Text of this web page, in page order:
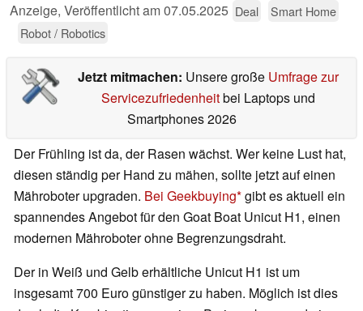
Anzeige, Veröffentlicht am07.05.2025 Deal
Smart Home
Robot / Robotics
Jetzt mitmachen: Unsere große Umfrage zur
Servicezufriedenheitbei Laptops und
Smartphones 2026
Der Frühling ist da, der Rasen wächst. Wer keine Lust hat,
diesen ständig per Hand zu mähen, sollte jetzt auf einen
Mähroboter upgraden. Bei Geekbuying gibt es aktuell ein
spannendes Angebot für den Goat Boat Unicut H1, einen
modernen Mähroboter ohne Begrenzungsdraht.
Der in Weiß und Gelb erhältliche Unicut H1 ist um
insgesamt 700 Euro günstiger zu haben. Möglich ist dies